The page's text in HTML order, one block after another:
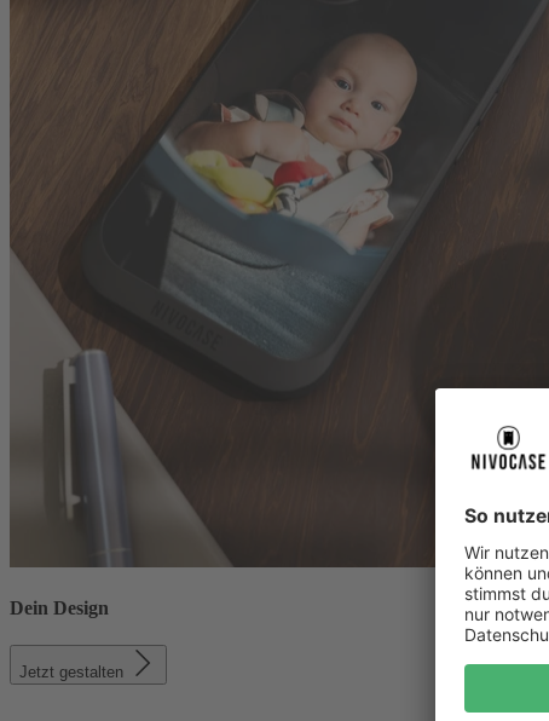
Dein Design
Jetzt gestalten